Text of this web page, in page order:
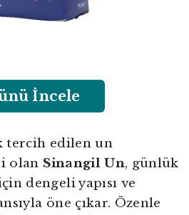
İncele
tercih edilen un
olan Sinangil Un, günlük
dengeli yapısı ve
öne çıkar. Özenle